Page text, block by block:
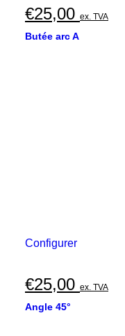
€25,00 ex. TVA
Butée arc A
Configurer
€25,00 ex. TVA
Angle 45°